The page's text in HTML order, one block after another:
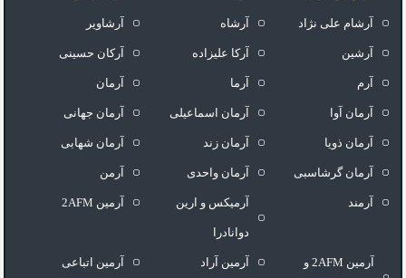
آرشام علی نژاد آرشاه آرشاویر
آرشین آرکا علیزاده آرکان حسینی
آرم آرما آرمان
آرمان آوا آرمان اسماعیلی آرمان جهانی
آرمان ذویا آرمان زند آرمان شهابی
آرمان گرشاسبی آرمان واحدی آرمن
آرمند آرمیکس و ارین
دوانادرا
آرمین 2AFM
آرمین 2AFM و آرمین آراد آرمین اتباعی